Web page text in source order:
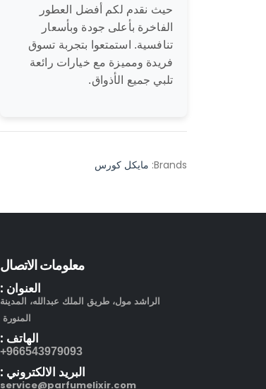
حيث نقدم لكم أفضل العطور
الفاخرة بأعلى جودة وبأسعار
تنافسية. استمتعوا بتجربة تسوق
فريدة ومميزة مع خيارات رائعة
تلبي جميع الأذواق.
Brands: مايكل كورس
معلومات الاتصال
العنوان :
الراشد مول، طريق الملك عبدالله، المدينة
المنورة
الهاتف :
966543979093+
البريد الالكتروني :
service@parfumelixir.com